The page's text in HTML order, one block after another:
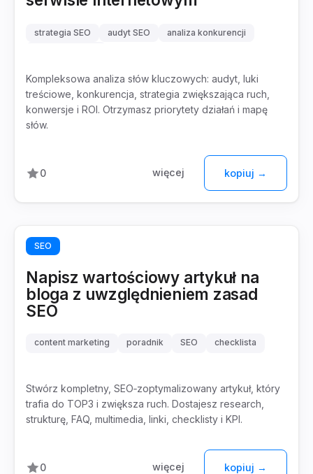
strategia SEO audyt SEO
analiza konkurencji
Kompleksowa analiza słów kluczowych: audyt, luki
treściowe, konkurencja, strategia zwiększająca ruch,
konwersje i ROI. Otrzymasz priorytety działań i mapę
słów.
0 więcej kopiuj →
SEO
Napisz wartościowy artykuł na
bloga z uwzględnieniem zasad
SEO
content marketing poradnik SEO checklista
Stwórz kompletny, SEO‑zoptymalizowany artykuł, który
trafia do TOP3 i zwiększa ruch. Dostajesz research,
strukturę, FAQ, multimedia, linki, checklisty i KPI.
0 więcej kopiuj →